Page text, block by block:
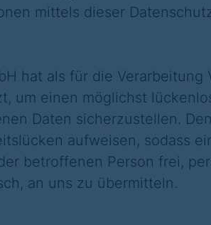
mittels dieser
hat als für die
um einen möglichst
Daten sicherzustellen.
aufweisen, sodass
betroffenen Person frei,
an uns zu übermitteln.